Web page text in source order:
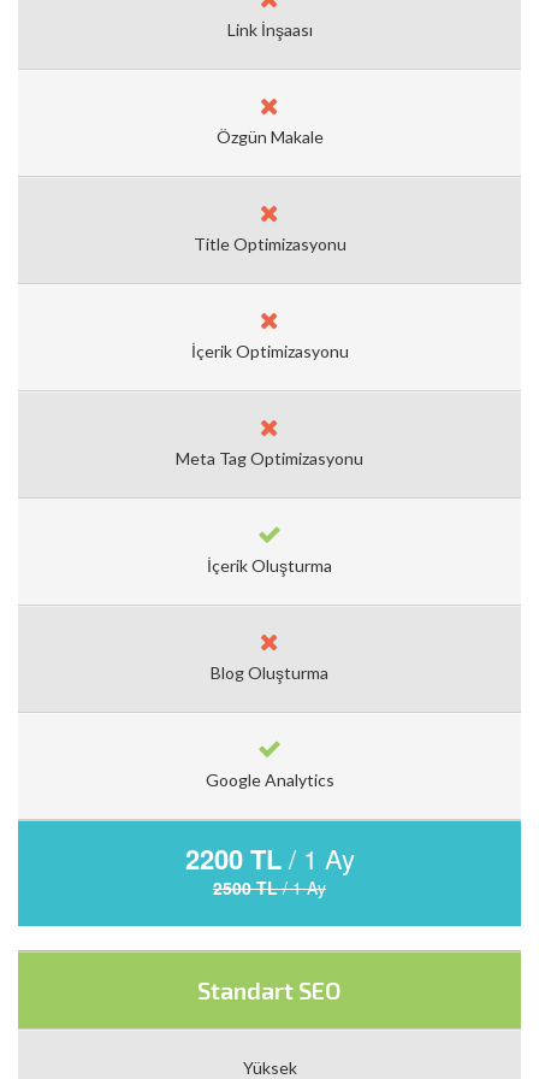
Link İnşaası
Özgün Makale
Title Optimizasyonu
İçerik Optimizasyonu
Meta Tag Optimizasyonu
İçerik Oluşturma
Blog Oluşturma
Google Analytics
2200 TL/ 1 Ay
2500 TL/ 1 Ay
Standart SEO
Yüksek